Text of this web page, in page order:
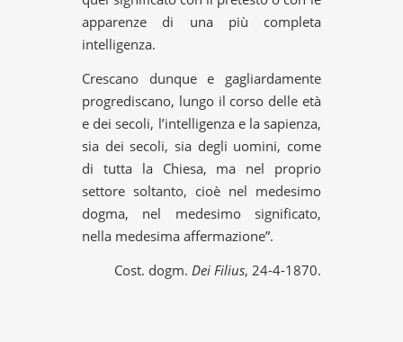
apparenze di una più completa
intelligenza.
Crescano dunque e gagliardamente
progrediscano, lungo il corso delle età
e dei secoli, l’intelligenza e la sapienza,
sia dei secoli, sia degli uomini, come
di tutta la Chiesa, ma nel proprio
settore soltanto, cioè nel medesimo
dogma, nel medesimo significato,
nella medesima affermazione”.
Cost. dogm. Dei Filius, 24-4-1870.